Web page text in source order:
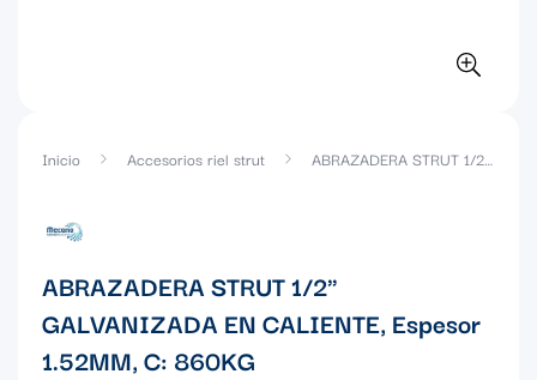
Inicio Accesorios riel strut ABRAZADERA STRUT 1/2" GALVANIZADA EN CALIENTE, Espesor 1.52MM, C: 860KG
ABRAZADERA STRUT 1/2"
GALVANIZADA EN CALIENTE, Espesor
1.52MM, C: 860KG